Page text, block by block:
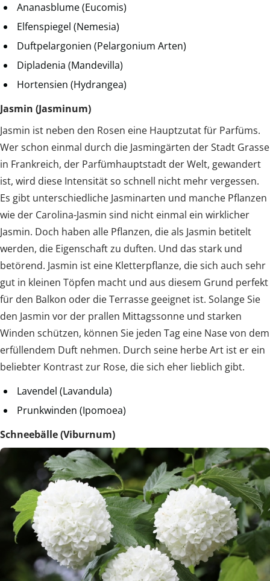
Ananasblume (Eucomis)
Elfenspiegel (Nemesia)
Duftpelargonien (Pelargonium Arten)
Dipladenia (Mandevilla)
Hortensien (Hydrangea)
Jasmin (Jasminum)
Jasmin ist neben den Rosen eine Hauptzutat für Parfüms.
Wer schon einmal durch die Jasmingärten der Stadt Grasse
in Frankreich, der Parfümhauptstadt der Welt, gewandert
ist, wird diese Intensität so schnell nicht mehr vergessen.
Es gibt unterschiedliche Jasminarten und manche Pflanzen
wie der Carolina-Jasmin sind nicht einmal ein wirklicher
Jasmin. Doch haben alle Pflanzen, die als Jasmin betitelt
werden, die Eigenschaft zu duften. Und das stark und
betörend. Jasmin ist eine Kletterpflanze, die sich auch sehr
gut in kleinen Töpfen macht und aus diesem Grund perfekt
für den Balkon oder die Terrasse geeignet ist. Solange Sie
den Jasmin vor der prallen Mittagssonne und starken
Winden schützen, können Sie jeden Tag eine Nase von dem
erfüllendem Duft nehmen. Durch seine herbe Art ist er ein
beliebter Kontrast zur Rose, die sich eher lieblich gibt.
Lavendel (Lavandula)
Prunkwinden (Ipomoea)
Schneebälle (Viburnum)